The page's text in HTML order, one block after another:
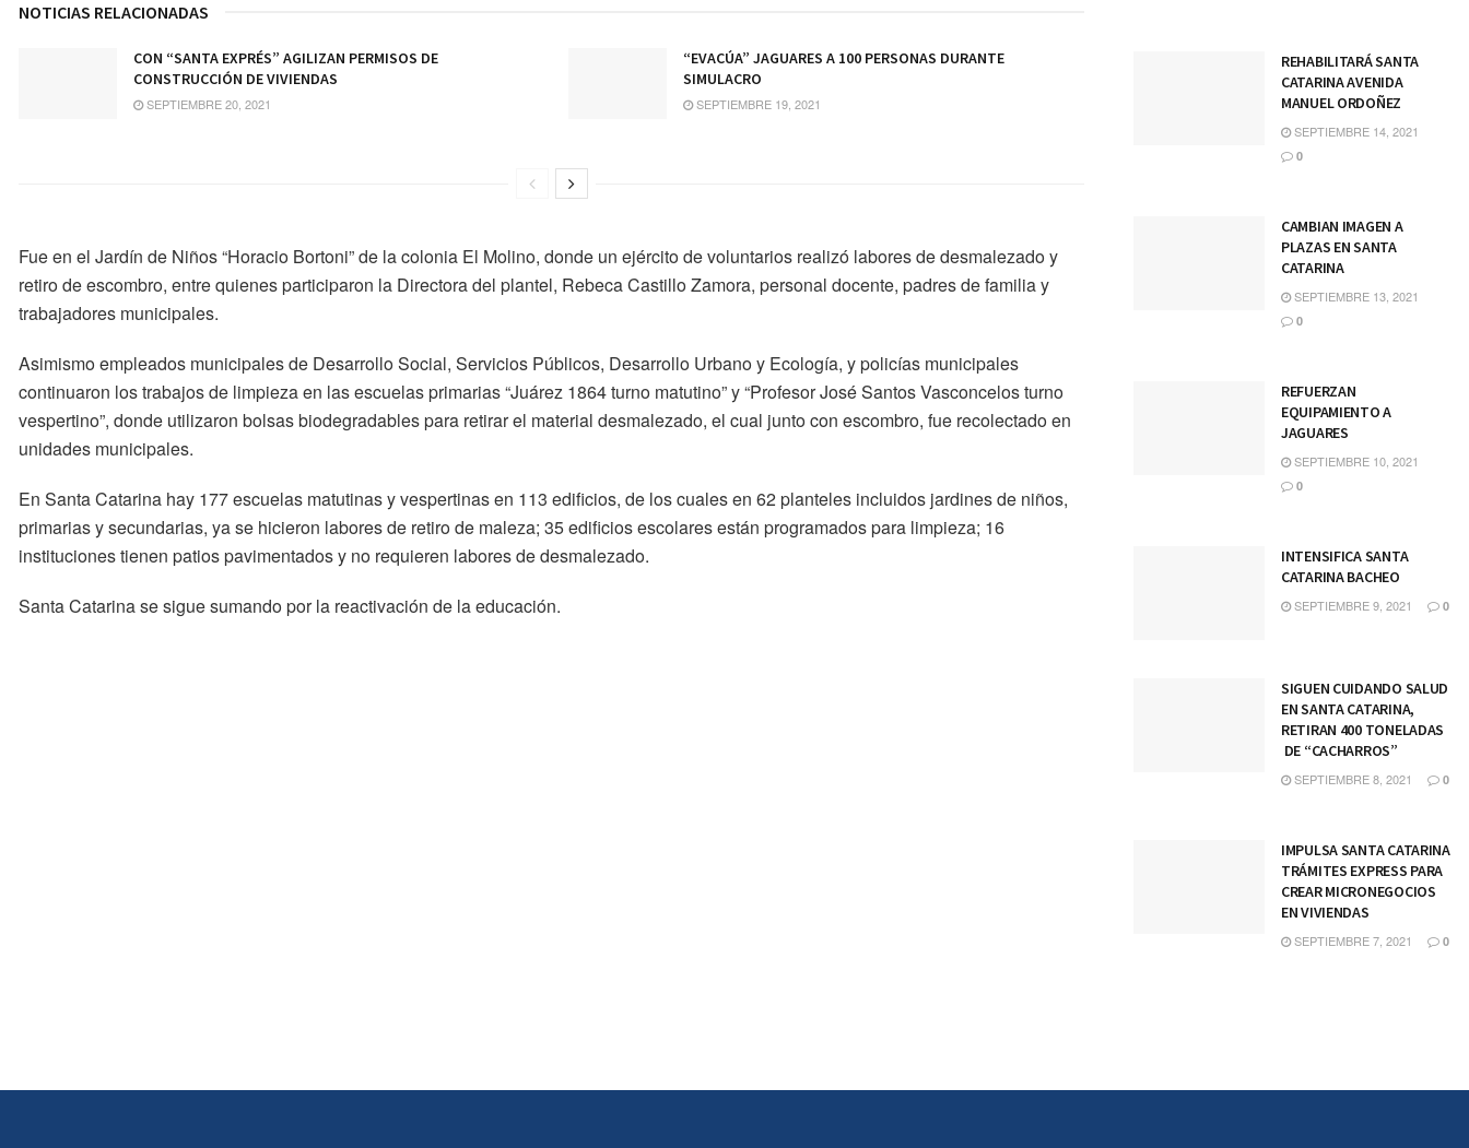
NOTICIAS RELACIONADAS
CON “SANTA EXPRÉS” AGILIZAN PERMISOS DE
CONSTRUCCIÓN DE VIVIENDAS
SEPTIEMBRE 20, 2021
“EVACÚA” JAGUARES A 100 PERSONAS DURANTE
SIMULACRO
SEPTIEMBRE 19, 2021
Fue en el Jardín de Niños “Horacio Bortoni” de la colonia El Molino, donde un ejército de voluntarios realizó labores de desmalezado y
retiro de escombro, entre quienes participaron la Directora del plantel, Rebeca Castillo Zamora, personal docente, padres de familia y
trabajadores municipales.
Asimismo empleados municipales de Desarrollo Social, Servicios Públicos, Desarrollo Urbano y Ecología, y policías municipales
continuaron los trabajos de limpieza en las escuelas primarias “Juárez 1864 turno matutino” y “Profesor José Santos Vasconcelos turno
vespertino”, donde utilizaron bolsas biodegradables para retirar el material desmalezado, el cual junto con escombro, fue recolectado en
unidades municipales.
En Santa Catarina hay 177 escuelas matutinas y vespertinas en 113 edificios, de los cuales en 62 planteles incluidos jardines de niños,
primarias y secundarias, ya se hicieron labores de retiro de maleza; 35 edificios escolares están programados para limpieza; 16
instituciones tienen patios pavimentados y no requieren labores de desmalezado.
Santa Catarina se sigue sumando por la reactivación de la educación.
REHABILITARÁ SANTA
CATARINA AVENIDA
MANUEL ORDOÑEZ
SEPTIEMBRE 14, 2021
0
CAMBIAN IMAGEN A
PLAZAS EN SANTA
CATARINA
SEPTIEMBRE 13, 2021
0
REFUERZAN
EQUIPAMIENTO A
JAGUARES
SEPTIEMBRE 10, 2021
0
INTENSIFICA SANTA
CATARINA BACHEO
SEPTIEMBRE 9, 2021 0
SIGUEN CUIDANDO SALUD
EN SANTA CATARINA,
RETIRAN 400 TONELADAS
DE “CACHARROS”
SEPTIEMBRE 8, 2021 0
IMPULSA SANTA CATARINA
TRÁMITES EXPRESS PARA
CREAR MICRONEGOCIOS
EN VIVIENDAS
SEPTIEMBRE 7, 2021 0